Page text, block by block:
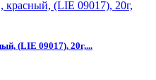
(LIE 09017), 20г,...